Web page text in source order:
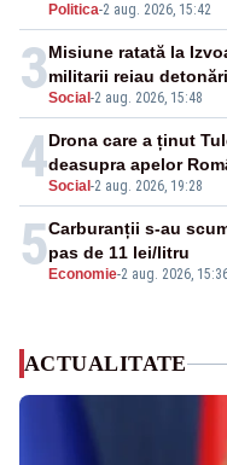
Politica-2 aug. 2026, 15:42
3Social -2 aug. 2026, 15:48
Misiune ratată la
militarii reiau
4Social -2 aug. 2026, 19:28
Drona care a ținut
deasupra apelor
5 Economie-2 aug. 2026,
Carburanții s-au
pas de 11 lei/litru
ACTUALITATE